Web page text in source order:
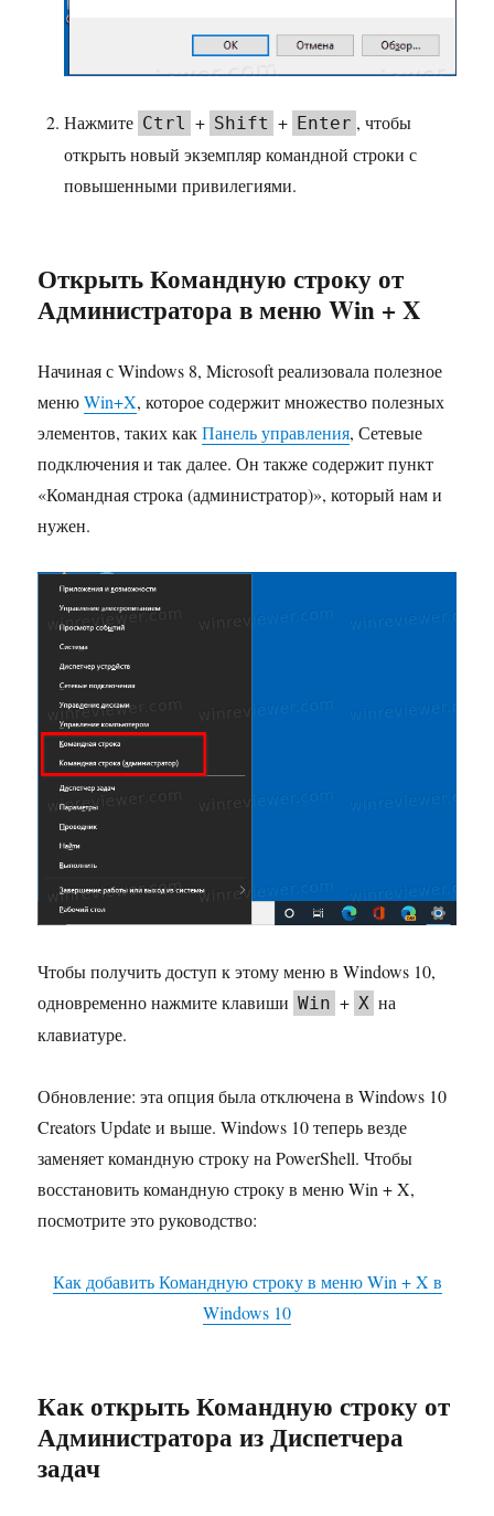
Нажмите Ctrl + Shift + Enter , чтобы
открыть новый экземпляр командной строки с
повышенными привилегиями.
Открыть Командную строку от
Администратора в меню Win + X
Начиная с Windows 8, Microsoft реализовала полезное
менюWin+X, которое содержит множество полезных
элементов, таких какПанель управления, Сетевые
подключения и так далее. Он также содержит пункт
«Командная строка (администратор)», который нам и
нужен.
Чтобы получить доступ к этому меню в Windows 10,
одновременно нажмите клавиши Win + X на
клавиатуре.
Обновление: эта опция была отключена в Windows 10
Creators Update и выше. Windows 10 теперь везде
заменяет командную строку на PowerShell. Чтобы
восстановить командную строку в меню Win + X,
посмотрите это руководство:
Как добавить Командную строку в меню Win + X в
Windows 10
Как открыть Командную строку от
Администратора из Диспетчера
задач